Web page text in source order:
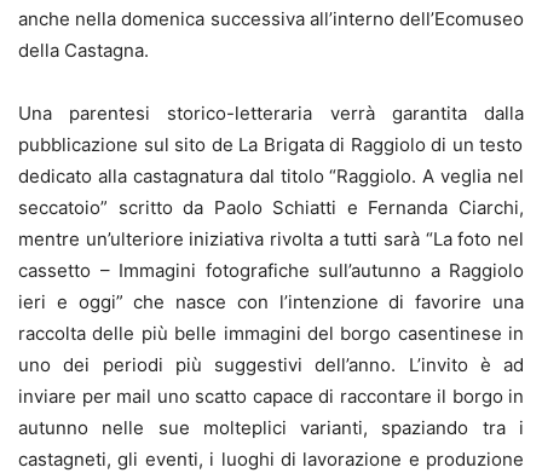
anche nella domenica successiva all’interno dell’Ecomuseo
della Castagna.
Una parentesi storico-letteraria verrà garantita dalla
pubblicazione sul sito de La Brigata di Raggiolo di un testo
dedicato alla castagnatura dal titolo “Raggiolo. A veglia nel
seccatoio” scritto da Paolo Schiatti e Fernanda Ciarchi,
mentre un’ulteriore iniziativa rivolta a tutti sarà “La foto nel
cassetto – Immagini fotografiche sull’autunno a Raggiolo
ieri e oggi” che nasce con l’intenzione di favorire una
raccolta delle più belle immagini del borgo casentinese in
uno dei periodi più suggestivi dell’anno. L’invito è ad
inviare per mail uno scatto capace di raccontare il borgo in
autunno nelle sue molteplici varianti, spaziando tra i
castagneti, gli eventi, i luoghi di lavorazione e produzione